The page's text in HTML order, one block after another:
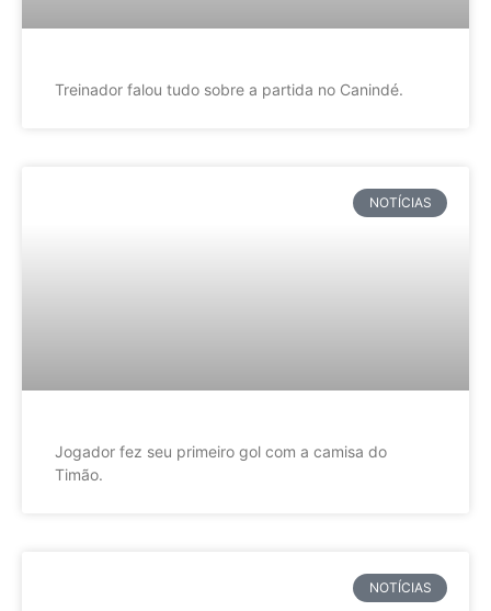
Treinador falou tudo sobre a partida no Canindé.
NOTÍCIAS
Jogador fez seu primeiro gol com a camisa do
Timão.
NOTÍCIAS